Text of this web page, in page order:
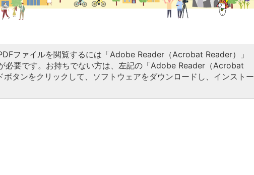
ファイルを閲覧するには「Adobe Reader（Acrobat Reader）」
必要です。お持ちでない方は、左記の「Adobe Reader（Acrobat
ボタンをクリックして、ソフトウェアをダウンロードし、インストー